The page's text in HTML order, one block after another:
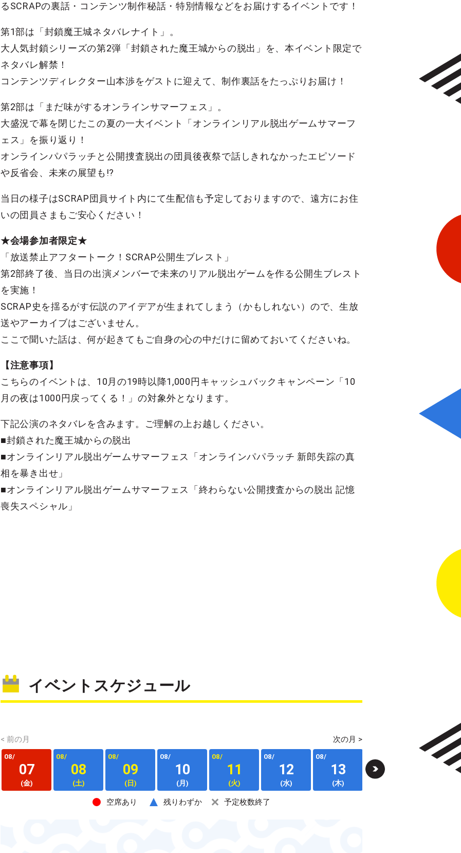
るSCRAPの裏話・コンテンツ制作秘話・特別情報などをお届けするイベントです！
第1部は「封鎖魔王城ネタバレナイト」。
大人気封鎖シリーズの第2弾「封鎖された魔王城からの脱出」を、本イベント限定で
ネタバレ解禁！
コンテンツディレクター山本渉をゲストに迎えて、制作裏話をたっぷりお届け！
第2部は「まだ味がするオンラインサマーフェス」。
大盛況で幕を閉じたこの夏の一大イベント「オンラインリアル脱出ゲームサマーフ
ェス」を振り返り！
オンラインパパラッチと公開捜査脱出の団員後夜祭で話しきれなかったエピソード
や反省会、未来の展望も!?
当日の様子はSCRAP団員サイト内にて生配信も予定しておりますので、遠方にお住
いの団員さまもご安心ください！
★会場参加者限定★
「放送禁止アフタートーク！SCRAP公開生ブレスト」
第2部終了後、当日の出演メンバーで未来のリアル脱出ゲームを作る公開生ブレスト
を実施！
SCRAP史を揺るがす伝説のアイデアが生まれてしまう（かもしれない）ので、生放
送やアーカイブはございません。
ここで聞いた話は、何が起きてもご自身の心の中だけに留めておいてくださいね。
【注意事項】
こちらのイベントは、10月の19時以降1,000円キャッシュバックキャンペーン「10
月の夜は1000円戻ってくる！」の対象外となります。
下記公演のネタバレを含みます。ご理解の上お越しください。
■封鎖された魔王城からの脱出
■オンラインリアル脱出ゲームサマーフェス「オンラインパパラッチ 新郎失踪の真
相を暴き出せ」
■オンラインリアル脱出ゲームサマーフェス「終わらない公開捜査からの脱出 記憶
喪失スペシャル」
イベントスケジュール
< 前の月 次の月 >
08/
07
(金)
08/
08
(土)
08/
09
(日)
08/
10
(月)
08/
11
(火)
08/
12
(水)
08/
13
(木)
14 15
空席あり 残りわずか 予定枚数終了